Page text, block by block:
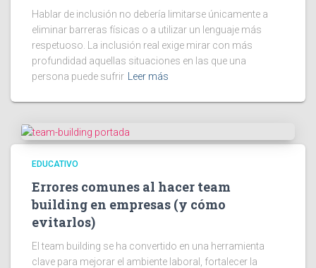
Hablar de inclusión no debería limitarse únicamente a
eliminar barreras físicas o a utilizar un lenguaje más
respetuoso. La inclusión real exige mirar con más
profundidad aquellas situaciones en las que una
persona puede sufrir Leer más
EDUCATIVO
Errores comunes al hacer team
building en empresas (y cómo
evitarlos)
El team building se ha convertido en una herramienta
clave para mejorar el ambiente laboral, fortalecer la